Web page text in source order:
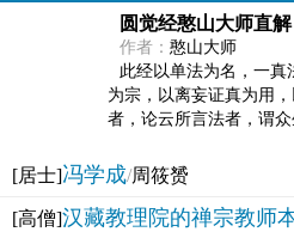
圆觉经憨山大师直解
作者： 憨山大师
此经以单法为名，一真
为宗，以离妄证真为用
者，论云所言法者，谓
[居士]冯学成/周筱赟
[高僧]汉藏教理院的禅宗教师